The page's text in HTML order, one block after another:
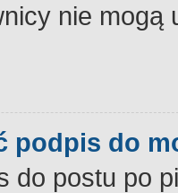
nie
podpis do
do postu po